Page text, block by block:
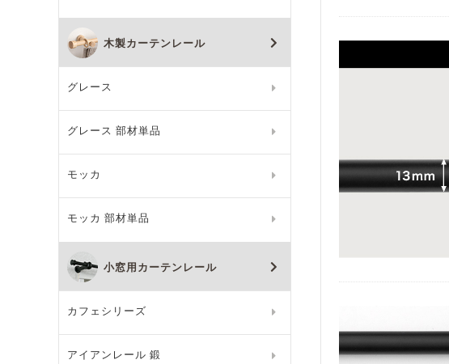
木製カーテンレール
グレース
グレース 部材単品
モッカ
モッカ 部材単品
小窓用カーテンレール
カフェシリーズ
アイアンレール 鍛